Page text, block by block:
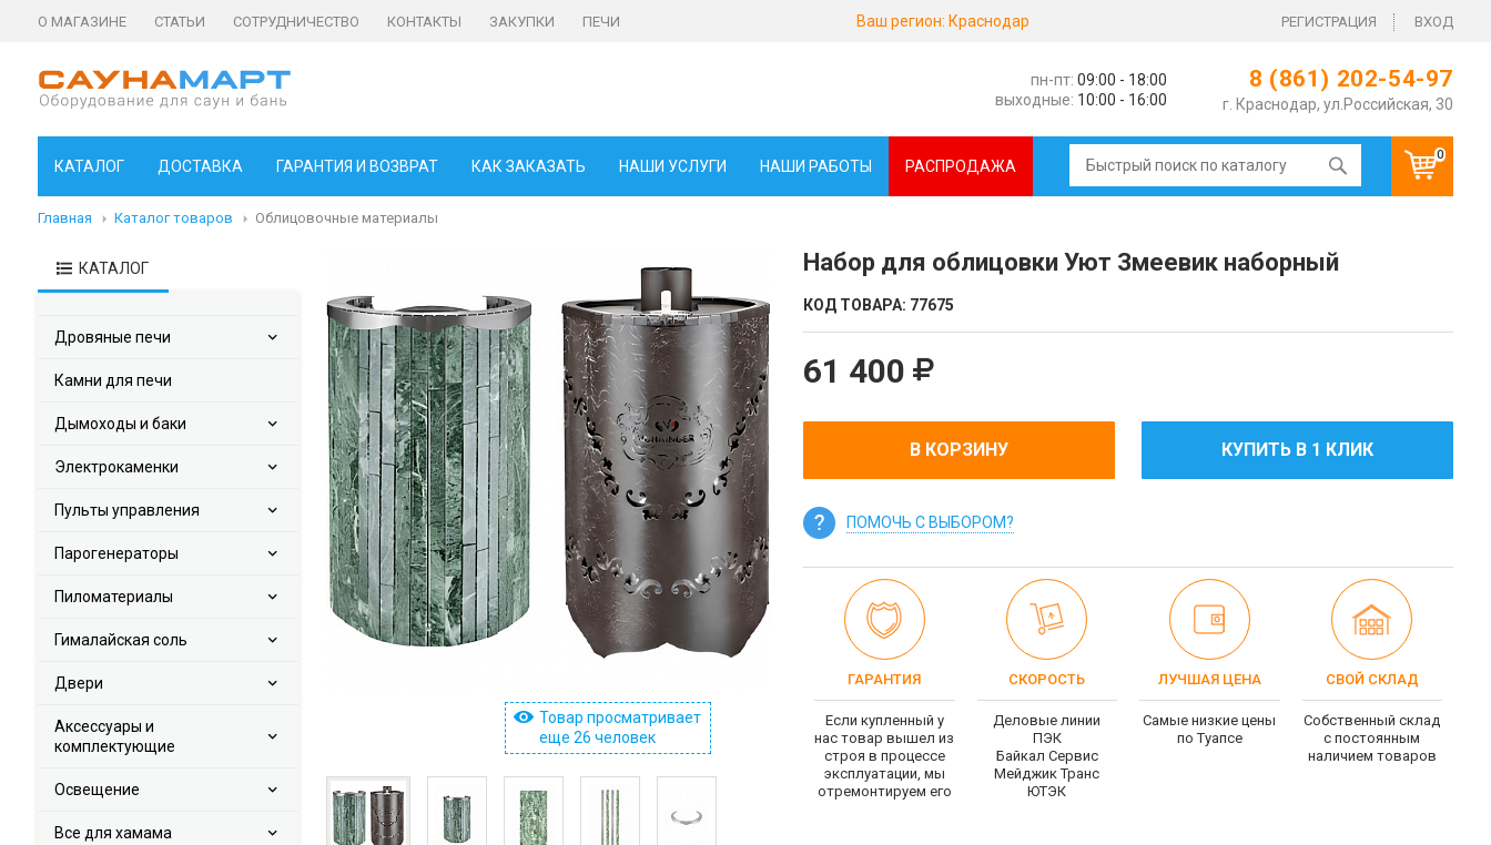
О МАГАЗИНЕ СТАТЬИ СОТРУДНИЧЕСТВО КОНТАКТЫ ЗАКУПКИ ПЕЧИ Ваш регион: Краснодар РЕГИСТРАЦИЯ ВХОД
пн-пт: 09:00 - 18:00
выходные: 10:00 - 16:00
8 (861) 202-54-97
г. Краснодар, ул.Российская, 30
КАТАЛОГ ДОСТАВКА ГАРАНТИЯ И ВОЗВРАТ КАК ЗАКАЗАТЬ НАШИ УСЛУГИ НАШИ РАБОТЫ РАСПРОДАЖА
0
Главная Каталог товаров Облицовочные материалы
КАТАЛОГ
Дровяные печи
Камни для печи
Дымоходы и баки
Электрокаменки
Пульты управления
Парогенераторы
Пиломатериалы
Гималайская соль
Двери
Аксессуары и
комплектующие
Освещение
Все для хамама
Товар просматривает
еще 26 человек
Набор для облицовки Уют Змеевик наборный
КОД ТОВАРА: 77675
61 400
В КОРЗИНУ КУПИТЬ В 1 КЛИК
ПОМОЧЬ С ВЫБОРОМ?
ГАРАНТИЯ
Если купленный у
нас товар вышел из
строя в процессе
эксплуатации, мы
отремонтируем его
СКОРОСТЬ
Деловые линии
ПЭК
Байкал Сервис
Мейджик Транс
ЮТЭК
ЛУЧШАЯ ЦЕНА
Самые низкие цены
по Туапсе
СВОЙ СКЛАД
Собственный склад
c постоянным
наличием товаров